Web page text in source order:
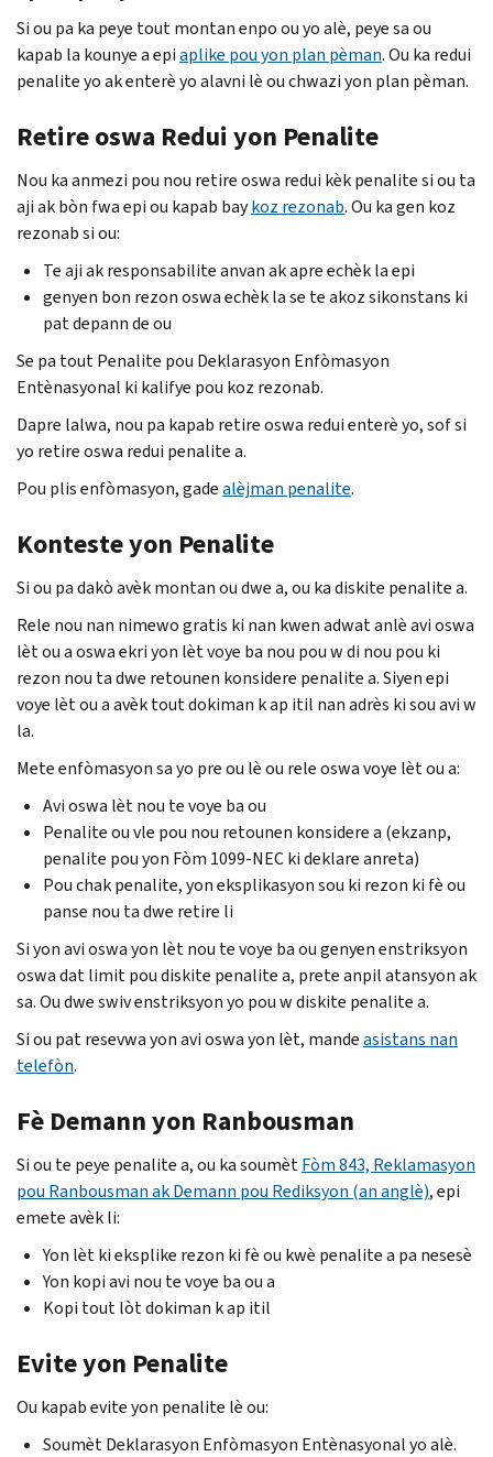
Si ou pa ka peye tout montan enpo ou yo alè, peye sa ou
kapab la kounye a epiaplike pou yon plan pèman. Ou ka redui
penalite yo ak enterè yo alavni lè ou chwazi yon plan pèman.
Retire oswa Redui yon Penalite
Nou ka anmezi pou nou retire oswa redui kèk penalite si ou ta
aji ak bòn fwa epi ou kapab baykoz rezonab. Ou ka gen koz
rezonab si ou:
Te aji ak responsabilite anvan ak apre echèk la epi
genyen bon rezon oswa echèk la se te akoz sikonstans ki
pat depann de ou
Se pa tout Penalite pou Deklarasyon Enfòmasyon
Entènasyonal ki kalifye pou koz rezonab.
Dapre lalwa, nou pa kapab retire oswa redui enterè yo, sof si
yo retire oswa redui penalite a.
Pou plis enfòmasyon, gadealèjman penalite.
Konteste yon Penalite
Si ou pa dakò avèk montan ou dwe a, ou ka diskite penalite a.
Rele nou nan nimewo gratis ki nan kwen adwat anlè avi oswa
lèt ou a oswa ekri yon lèt voye ba nou pou w di nou pou ki
rezon nou ta dwe retounen konsidere penalite a. Siyen epi
voye lèt ou a avèk tout dokiman k ap itil nan adrès ki sou avi w
la.
Mete enfòmasyon sa yo pre ou lè ou rele oswa voye lèt ou a:
Avi oswa lèt nou te voye ba ou
Penalite ou vle pou nou retounen konsidere a (ekzanp,
penalite pou yon Fòm 1099-NECki deklare anreta)
Pou chak penalite, yon eksplikasyon sou ki rezon ki fè ou
panse nou ta dwe retire li
Si yon avi oswa yon lèt nou te voye ba ou genyen enstriksyon
oswa dat limit pou diskite penalite a, prete anpil atansyon ak
sa. Ou dwe swiv enstriksyon yo pou w diskite penalite a.
Si ou pat resevwa yon avi oswa yon lèt, mandeasistans nan
telefòn.
Fè Demann yon Ranbousman
Si ou te peye penalite a, ou ka soumètFòm 843, Reklamasyon
pou Ranbousman ak Demann pou Rediksyon (an anglè), epi
emete avèk li:
Yon lèt ki eksplike rezon ki fè ou kwè penalite a pa nesesè
Yon kopi avi nou te voye ba ou a
Kopi tout lòt dokiman k ap itil
Evite yon Penalite
Ou kapab evite yon penalite lè ou:
Soumèt Deklarasyon Enfòmasyon Entènasyonal yo alè.